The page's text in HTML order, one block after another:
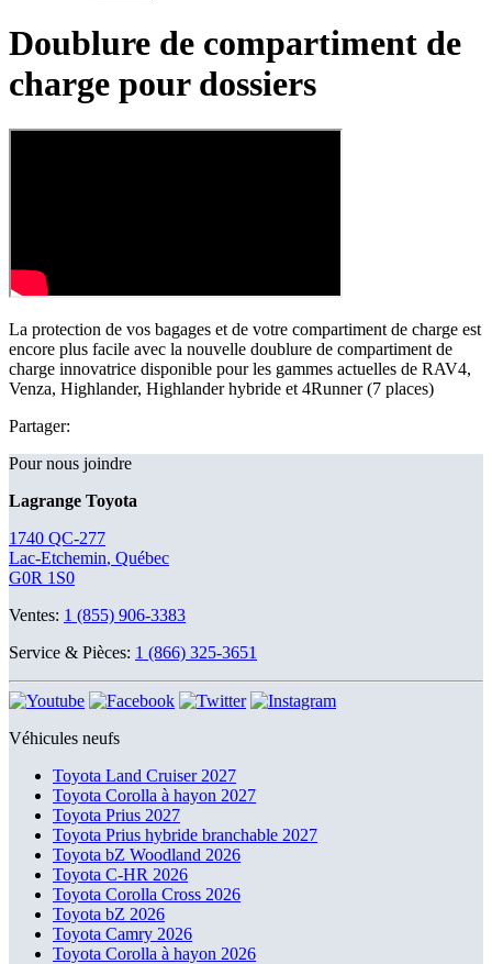
Doublure de compartiment de
charge pour dossiers
La protection de vos bagages et de votre compartiment de charge est
encore plus facile avec la nouvelle doublure de compartiment de
charge innovatrice disponible pour les gammes actuelles de RAV4,
Venza, Highlander, Highlander hybride et 4Runner (7 places)
Partager:
Pour nous joindre
Lagrange Toyota
1740 QC-277
Lac-Etchemin, Québec
G0R 1S0
Ventes: 1 (855) 906-3383
Service & Pièces: 1 (866) 325-3651
Véhicules neufs
Toyota Land Cruiser 2027
Toyota Corolla à hayon 2027
Toyota Prius 2027
Toyota Prius hybride branchable 2027
Toyota bZ Woodland 2026
Toyota C-HR 2026
Toyota Corolla Cross 2026
Toyota bZ 2026
Toyota Camry 2026
Toyota Corolla à hayon 2026